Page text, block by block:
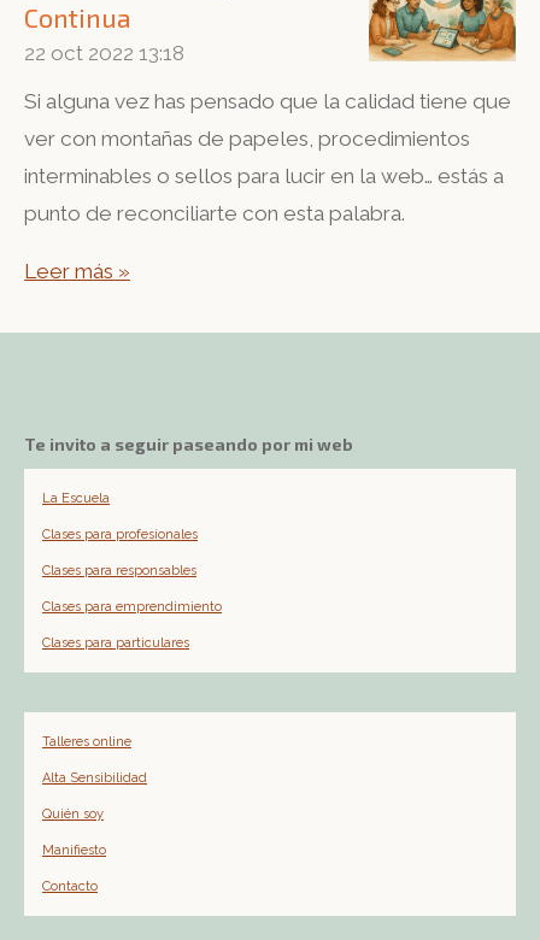
Continua
22 oct 2022 13:18
Si alguna vez has pensado que la calidad tiene que
ver con montañas de papeles, procedimientos
interminables o sellos para lucir en la web… estás a
punto de reconciliarte con esta palabra.
Leer más »
Te invito a seguir paseando por mi web
La Escuela
Clases para profesionales
Clases para responsables
Clases para emprendimiento
Clases para particulares
Talleres online
Alta Sensibilidad
Quién soy
Manifiesto
Contacto